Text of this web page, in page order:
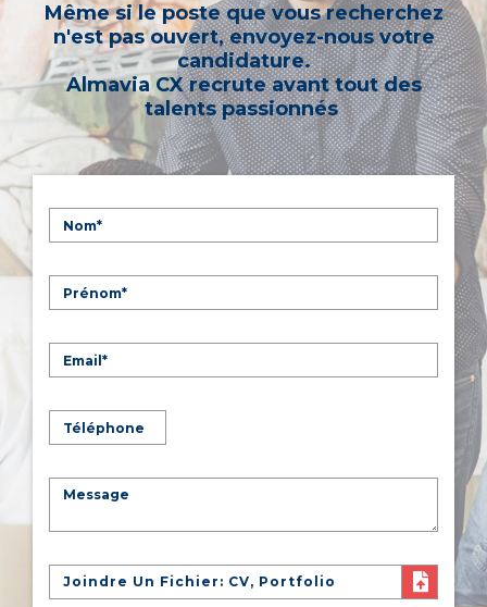
Même si le poste que vous recherchez
n'est pas ouvert, envoyez-nous votre
candidature.
Almavia CX recrute avant tout des
talents passionnés
Joindre Un Fichier: CV, Portfolio